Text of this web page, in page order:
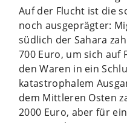
Auf der Flucht ist die
noch ausgeprägter:
südlich der Sahara
700 Euro, um sich auf
den Waren in ein
katastrophalem
dem Mittleren Osten
2000 Euro, aber für